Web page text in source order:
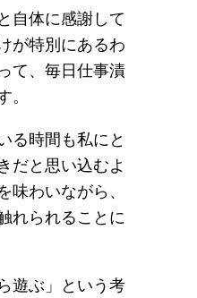
自体に感謝して
が特別にあるわ
て、毎日仕事漬
。
る時間も私にと
だと思い込むよ
味わいながら、
れられることに
遊ぶ」という考